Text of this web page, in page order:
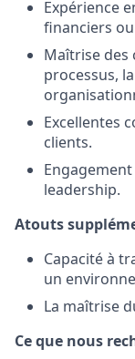
Expérience
financiers
Maîtrise des
processus,
Excellentes
clients.
leadership.
Atouts
Capacité à
un
La maîtrise
Ce que nous